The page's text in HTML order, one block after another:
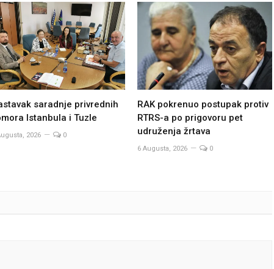
saradnje privrednih
Istanbula i Tuzle
2026 0
RAK pokrenuo postupak protiv
RTRS-a po prigovoru pet
udruženja žrtava
6 Augusta, 2026 0